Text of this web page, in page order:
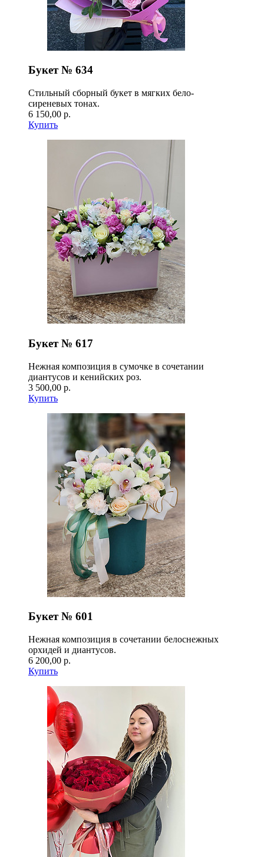
Букет № 634
Стильный сборный букет в мягких бело-
сиреневых тонах.
6 150,00 р.
Купить
Букет № 617
Нежная композиция в сумочке в сочетании
диантусов и кенийских роз.
3 500,00 р.
Купить
Букет № 601
Нежная композиция в сочетании белоснежных
орхидей и диантусов.
6 200,00 р.
Купить